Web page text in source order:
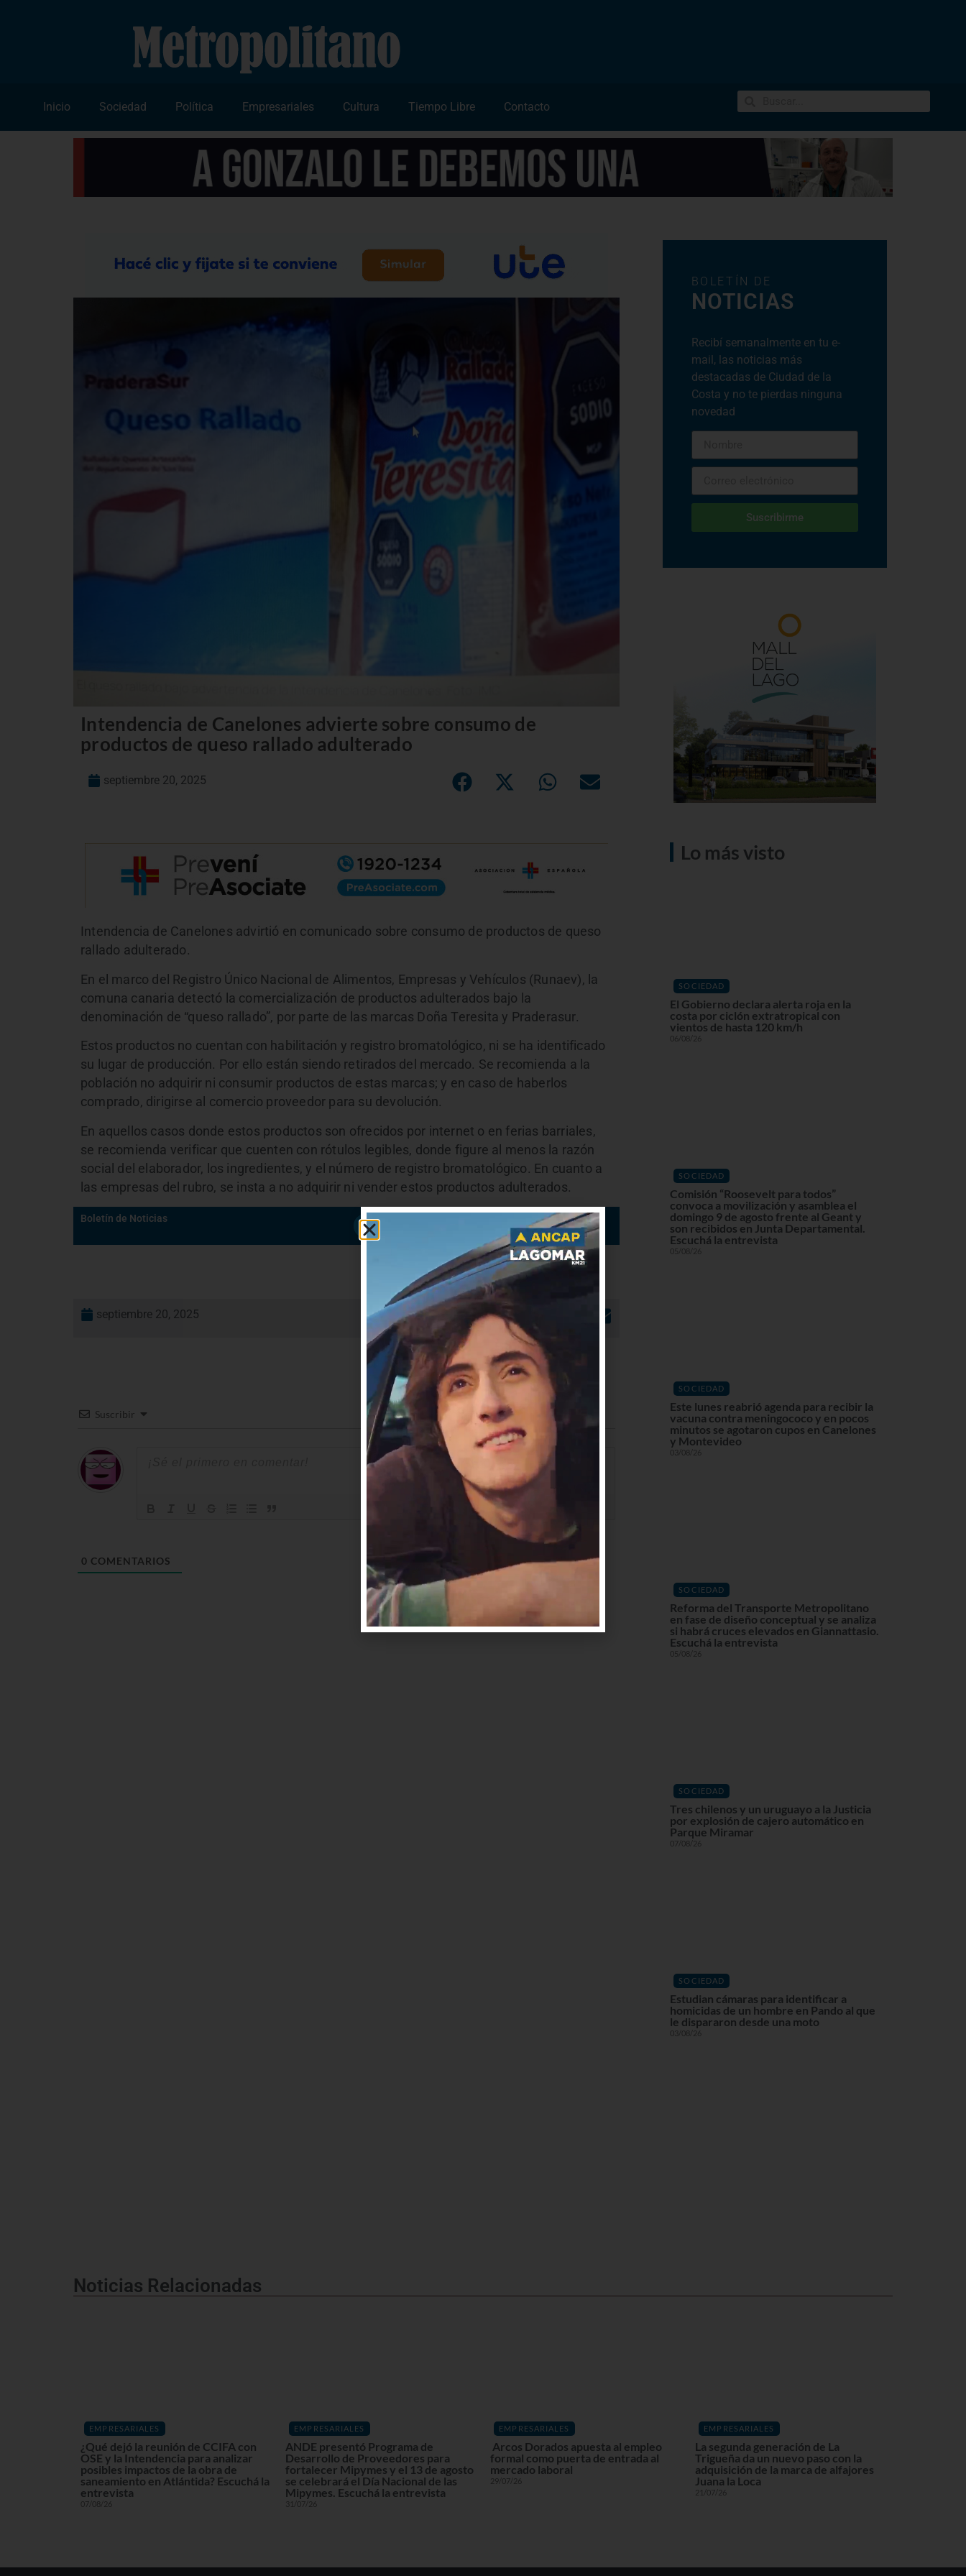
Inicio Sociedad Política Empresariales Cultura Tiempo Libre Contacto
Intendencia de Canelones advierte sobre consumo de
productos de queso rallado adulterado
septiembre 20, 2025
Intendencia de Canelones advirtió en comunicado sobre consumo de productos de queso
rallado adulterado.
En el marco del Registro Único Nacional de Alimentos, Empresas y Vehículos (Runaev), la
comuna canaria detectó la comercialización de productos adulterados bajo la
denominación de “queso rallado”, por parte de las marcas Doña Teresita y Praderasur.
Estos productos no cuentan con habilitación y registro bromatológico, ni se ha identificado
su lugar de producción. Por ello están siendo retirados del mercado. Se recomienda a la
población no adquirir ni consumir productos de estas marcas; y en caso de haberlos
comprado, dirigirse al comercio proveedor para su devolución.
En aquellos casos donde estos productos son ofrecidos por internet o en ferias barriales,
se recomienda verificar que cuenten con rótulos legibles, donde figure al menos la razón
social del elaborador, los ingredientes, y el número de registro bromatológico. En cuanto a
las empresas del rubro, se insta a no adquirir ni vender estos productos adulterados.
Boletín de Noticias
Suscribirme
septiembre 20, 2025
Suscribir
0 COMENTARIOS
BOLETÍN DE
NOTICIAS
Recibí semanalmente en tu e-
mail, las noticias más
destacadas de Ciudad de la
Costa y no te pierdas ninguna
novedad
Suscribirme
Lo más visto
SOCIEDAD
El Gobierno declara alerta roja en la
costa por ciclón extratropical con
vientos de hasta 120 km/h
06/08/26
SOCIEDAD
Comisión “Roosevelt para todos”
convoca a movilización y asamblea el
domingo 9 de agosto frente al Geant y
son recibidos en Junta Departamental.
Escuchá la entrevista
05/08/26
SOCIEDAD
Este lunes reabrió agenda para recibir la
vacuna contra meningococo y en pocos
minutos se agotaron cupos en Canelones
y Montevideo
03/08/26
SOCIEDAD
Reforma del Transporte Metropolitano
en fase de diseño conceptual y se analiza
si habrá cruces elevados en Giannattasio.
Escuchá la entrevista
05/08/26
SOCIEDAD
Tres chilenos y un uruguayo a la Justicia
por explosión de cajero automático en
Parque Miramar
07/08/26
SOCIEDAD
Estudian cámaras para identificar a
homicidas de un hombre en Pando al que
le dispararon desde una moto
03/08/26
Noticias Relacionadas
EMPRESARIALES
¿Qué dejó la reunión de CCIFA con
OSE y la Intendencia para analizar
posibles impactos de la obra de
saneamiento en Atlántida? Escuchá la
entrevista
07/08/26
EMPRESARIALES
ANDE presentó Programa de
Desarrollo de Proveedores para
fortalecer Mipymes y el 13 de agosto
se celebrará el Día Nacional de las
Mipymes. Escuchá la entrevista
31/07/26
EMPRESARIALES
Arcos Dorados apuesta al empleo
formal como puerta de entrada al
mercado laboral
29/07/26
EMPRESARIALES
La segunda generación de La
Trigueña da un nuevo paso con la
adquisición de la marca de alfajores
Juana la Loca
21/07/26